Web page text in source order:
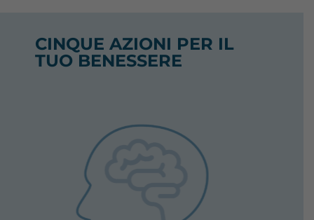
CINQUE AZIONI PER IL
TUO BENESSERE